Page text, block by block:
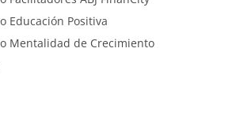
Educación Positiva
Mentalidad de Crecimiento